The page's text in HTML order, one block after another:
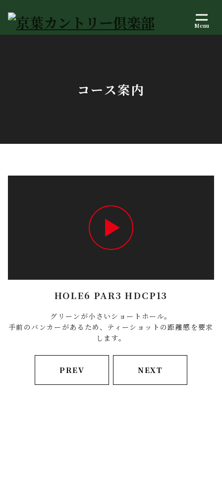
Menu
コース案内
HOLE6 PAR3 HDCP13
グリーンが小さいショートホール。
手前のバンカーがあるため、ティーショットの距離感を要求
します。
PREV NEXT